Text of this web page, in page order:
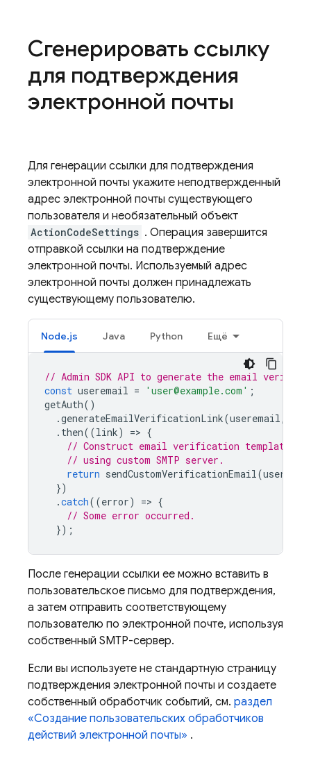
Сгенерировать ссылку
для подтверждения
электронной почты
Для генерации ссылки для подтверждения
электронной почты укажите неподтвержденный
адрес электронной почты существующего
пользователя и необязательный объект
ActionCodeSettings . Операция завершится
отправкой ссылки на подтверждение
электронной почты. Используемый адрес
электронной почты должен принадлежать
существующему пользователю.
Node.js Java Python Ещё
// Admin SDK API to generate the email
const useremail = 'user@example.com' ;
getAuth()
.generateEmailVerificationLink(useremail,
. then((link) => {
// Construct email verification template,
// using custom SMTP server.
return sendCustomVerificationEmail(
})
.catch((error) => {
// Some error occurred.
});
После генерации ссылки ее можно вставить в
пользовательское письмо для подтверждения,
а затем отправить соответствующему
пользователю по электронной почте, используя
собственный SMTP-сервер.
Если вы используете не стандартную страницу
подтверждения электронной почты и создаете
собственный обработчик событий, см. раздел
«Создание пользовательских обработчиков
действий электронной почты» .